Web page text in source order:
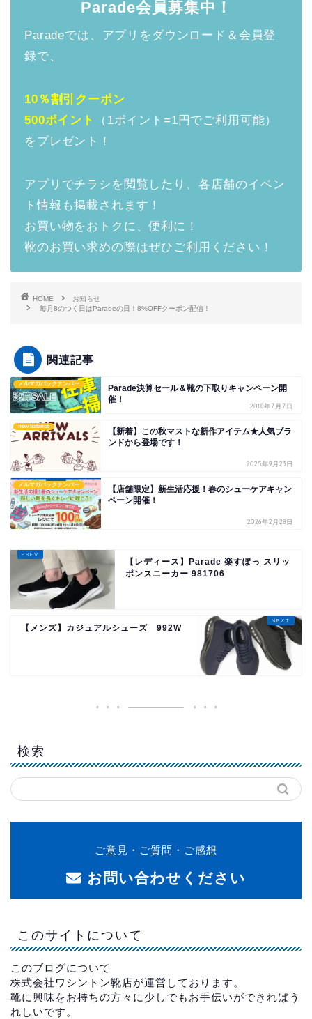
Parade会員募集中！
Paradeでは、アプリをダウンロード＆会員登
録で、
10％割引クーポン
500ポイント
（1ポイント=1円でご利用可能）
をプレゼント！
アプリでチラシを閲覧したり、各店舗のイベン
ト情報も掲載されます！
お買い物をおトクに、便利に！
靴のお買い求めの際はぜひご利用ください！
HOME
お知らせ
毎月8のつく日はParadeの日！8%OFFクーポン配信！
関連記事
メルマガバックナンバー
Parade決算セール＆靴の下取りキャンペーン開
催！
2018年7月7日
new balance
【新着】この秋マストな新作アイテム★人気ブラ
ンドから登場です！
2025年9月23日
メルマガバックナンバー
【店舗限定】新生活応援！春のシューケアキャン
ペーン開催！
2026年2月28日
【レディース】Parade 楽すぽっ スリッ
ポンスニーカー 981706
【メンズ】カジュアルシューズ 992W
検索
ご意見・ご質問・ご感想
お問い合わせください
このサイトについて
このブログについて
株式会社ワシントン靴店が運営しております。
靴に興味をお持ちの方々に少しでもお手伝いができればう
れしいです。